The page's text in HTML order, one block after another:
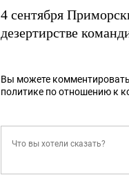
4 сентября
дезертирстве
Вы можете
политике по отношению к